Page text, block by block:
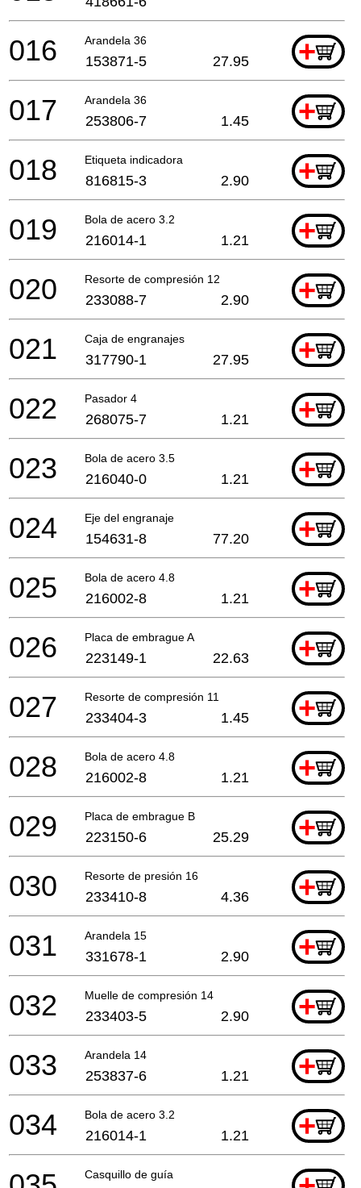
Arandela 36 +
016 153871-5 27.95
Arandela 36 +
017 253806-7 1.45
Etiqueta indicadora +
018 816815-3 2.90
Bola de acero 3.2 +
019 216014-1 1.21
Resorte de compresión 12 +
020 233088-7 2.90
Caja de engranajes +
021 317790-1 27.95
Pasador 4 +
022 268075-7 1.21
Bola de acero 3.5 +
023 216040-0 1.21
Eje del engranaje +
024 154631-8 77.20
Bola de acero 4.8 +
025 216002-8 1.21
Placa de embrague A +
026 223149-1 22.63
Resorte de compresión 11 +
027 233404-3 1.45
Bola de acero 4.8 +
028 216002-8 1.21
Placa de embrague B +
029 223150-6 25.29
Resorte de presión 16 +
030 233410-8 4.36
Arandela 15 +
031 331678-1 2.90
Muelle de compresión 14 +
032 233403-5 2.90
Arandela 14 +
033 253837-6 1.21
Bola de acero 3.2 +
034 216014-1 1.21
Casquillo de guía